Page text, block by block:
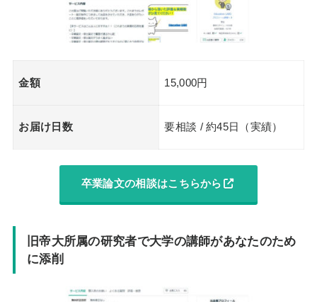
金額 15,000円
お届け日数 要相談 / 約45日（実績）
卒業論文の相談はこちらから
旧帝大所属の研究者で大学の講師があなたのため
に添削